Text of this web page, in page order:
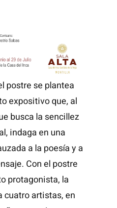
postre se plantea
expositivo que, al
busca la sencillez
indaga en una
a la poesía y a
Con el postre
protagonista, la
cuatro artistas, en